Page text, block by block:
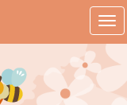
メ
ニ
ュ
ー